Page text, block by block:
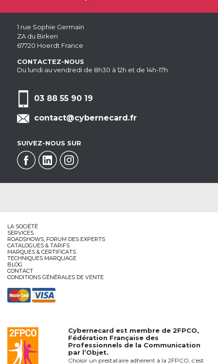
1 rue Sophie Germain
ZA du Birken
67720 Hoerdt France
CONTACTEZ-NOUS
Du lundi au vendredi de 8h30 à 12h et de 14h-17h.
03 88 55 90 19
contact@cybernecard.fr
SUIVEZ-NOUS SUR
LA SOCIÉTÉ
SERVICES
ROADSHOWS, FORUM DES EXPERTS
CATALOGUES & TARIFS
MARQUES & CERTIFICATS
TECHNIQUES MARQUAGE
BLOG
CONTACT
CONDITIONS GÉNÉRALES DE VENTE
Cybernecard est membre de2FPCO,
Fédération Française des
Professionnels de la Communication
par l’Objet.
Choisir un prestataire adhérent à la 2FPCO, c’est